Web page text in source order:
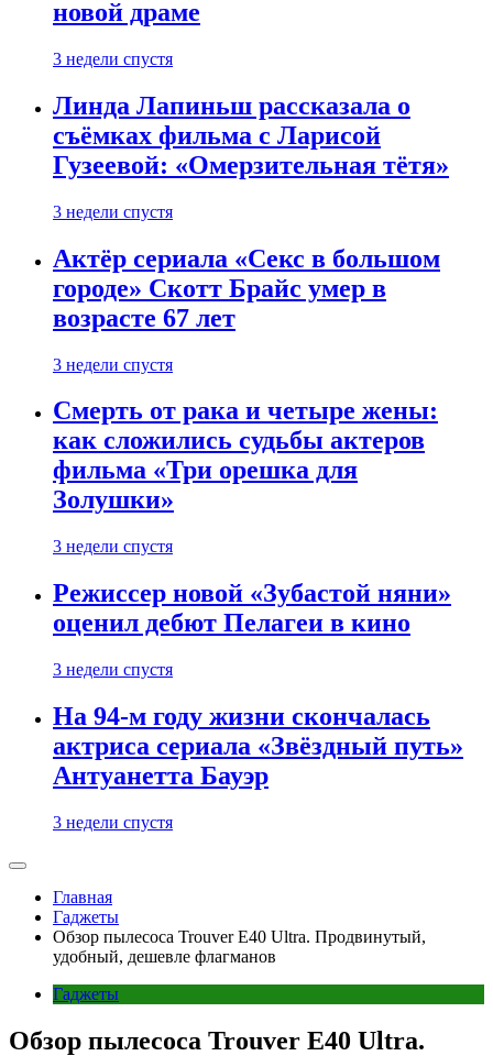
новой драме
3 недели спустя
Линда Лапиньш рассказала о
съёмках фильма с Ларисой
Гузеевой: «Омерзительная тётя»
3 недели спустя
Актёр сериала «Секс в большом
городе» Скотт Брайс умер в
возрасте 67 лет
3 недели спустя
Смерть от рака и четыре жены:
как сложились судьбы актеров
фильма «Три орешка для
Золушки»
3 недели спустя
Режиссер новой «Зубастой няни»
оценил дебют Пелагеи в кино
3 недели спустя
На 94-м году жизни скончалась
актриса сериала «Звёздный путь»
Антуанетта Бауэр
3 недели спустя
Главная
Гаджеты
Обзор пылесоса Trouver E40 Ultra. Продвинутый,
удобный, дешевле флагманов
Гаджеты
Обзор пылесоса Trouver E40 Ultra.